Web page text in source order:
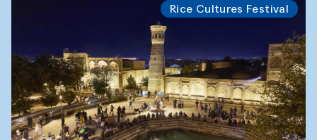
Rice Cultures Festival